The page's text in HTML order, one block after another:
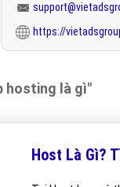
https://
hosting là gì"
Host Là Gì?